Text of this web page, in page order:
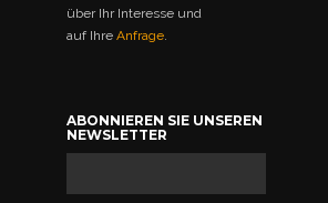
über Ihr Interesse und
auf Ihre Anfrage.
ABONNIEREN SIE UNSEREN
NEWSLETTER